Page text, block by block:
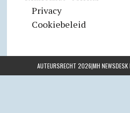
Privacy
Cookiebeleid
AUTEURSRECHT 2026|MH